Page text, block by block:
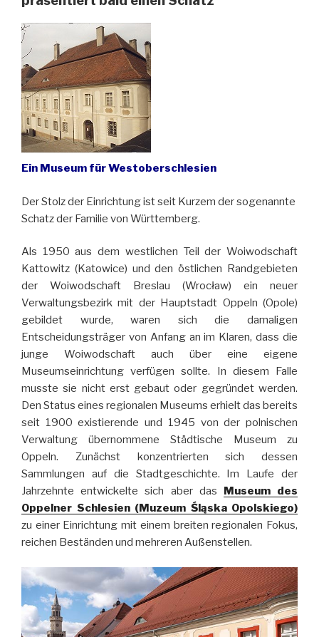
Ein Museum für Westoberschlesien
Der Stolz der Einrichtung ist seit Kurzem der sogenannte
Schatz der Familie von Württemberg.
Als 1950 aus dem westlichen Teil der Woiwodschaft
Kattowitz (Katowice) und den östlichen Randgebieten
der Woiwodschaft Breslau (Wrocław) ein neuer
Verwaltungsbezirk mit der Hauptstadt Oppeln (Opole)
gebildet wurde, waren sich die damaligen
Entscheidungsträger von Anfang an im Klaren, dass die
junge Woiwodschaft auch über eine eigene
Museumseinrichtung verfügen sollte. In diesem Falle
musste sie nicht erst gebaut oder gegründet werden.
Den Status eines regionalen Museums erhielt das bereits
seit 1900 existierende und 1945 von der polnischen
Verwaltung übernommene Städtische Museum zu
Oppeln. Zunächst konzentrierten sich dessen
Sammlungen auf die Stadtgeschichte. Im Laufe der
Jahrzehnte entwickelte sich aber das
Museum des
Oppelner Schlesien (Muzeum Śląska Opolskiego)
zu einer Einrichtung mit einem breiten regionalen Fokus,
reichen Beständen und mehreren Außenstellen.